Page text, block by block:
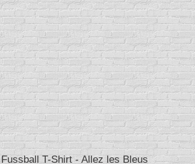
Fussball T-Shirt - Allez les Bleus